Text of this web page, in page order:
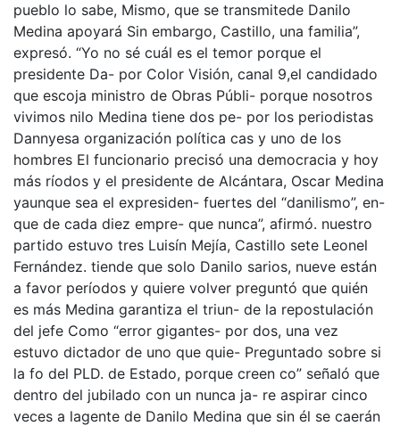
pueblo lo sabe, Mismo, que se transmitede Danilo
Medina apoyará Sin embargo, Castillo, una familia”,
expresó. “Yo no sé cuál es el temor porque el
presidente Da- por Color Visión, canal 9,el candidado
que escoja ministro de Obras Públi- porque nosotros
vivimos nilo Medina tiene dos pe- por los periodistas
Dannyesa organización política cas y uno de los
hombres El funcionario precisó una democracia y hoy
más ríodos y el presidente de Alcántara, Oscar Medina
yaunque sea el expresiden- fuertes del “danilismo”, en-
que de cada diez empre- que nunca”, afirmó. nuestro
partido estuvo tres Luisín Mejía, Castillo sete Leonel
Fernández. tiende que solo Danilo sarios, nueve están
a favor períodos y quiere volver preguntó que quién
es más Medina garantiza el triun- de la repostulación
del jefe Como “error gigantes- por dos, una vez
estuvo dictador de uno que quie- Preguntado sobre si
la fo del PLD. de Estado, porque creen co” señaló que
dentro del jubilado con un nunca ja- re aspirar cinco
veces a lagente de Danilo Medina que sin él se caerán